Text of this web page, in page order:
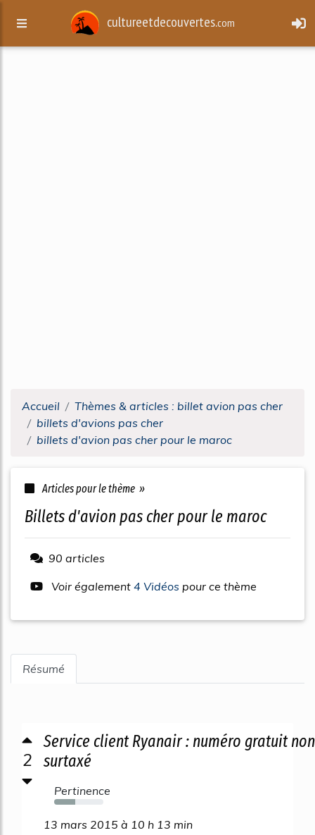
cultureetdecouvertes.com
Accueil
Thèmes & articles : billet avion pas cher
billets d'avions pas cher
billets d'avion pas cher pour le maroc
Articles pour le thème »
billets d'avion pas cher pour le maroc
90 articles
Voir également 4 Vidéos pour ce thème
Résumé
2
Service client Ryanair : numéro gratuit non
surtaxé
Pertinence
43%
13 mars 2015 à 10 h 13 min